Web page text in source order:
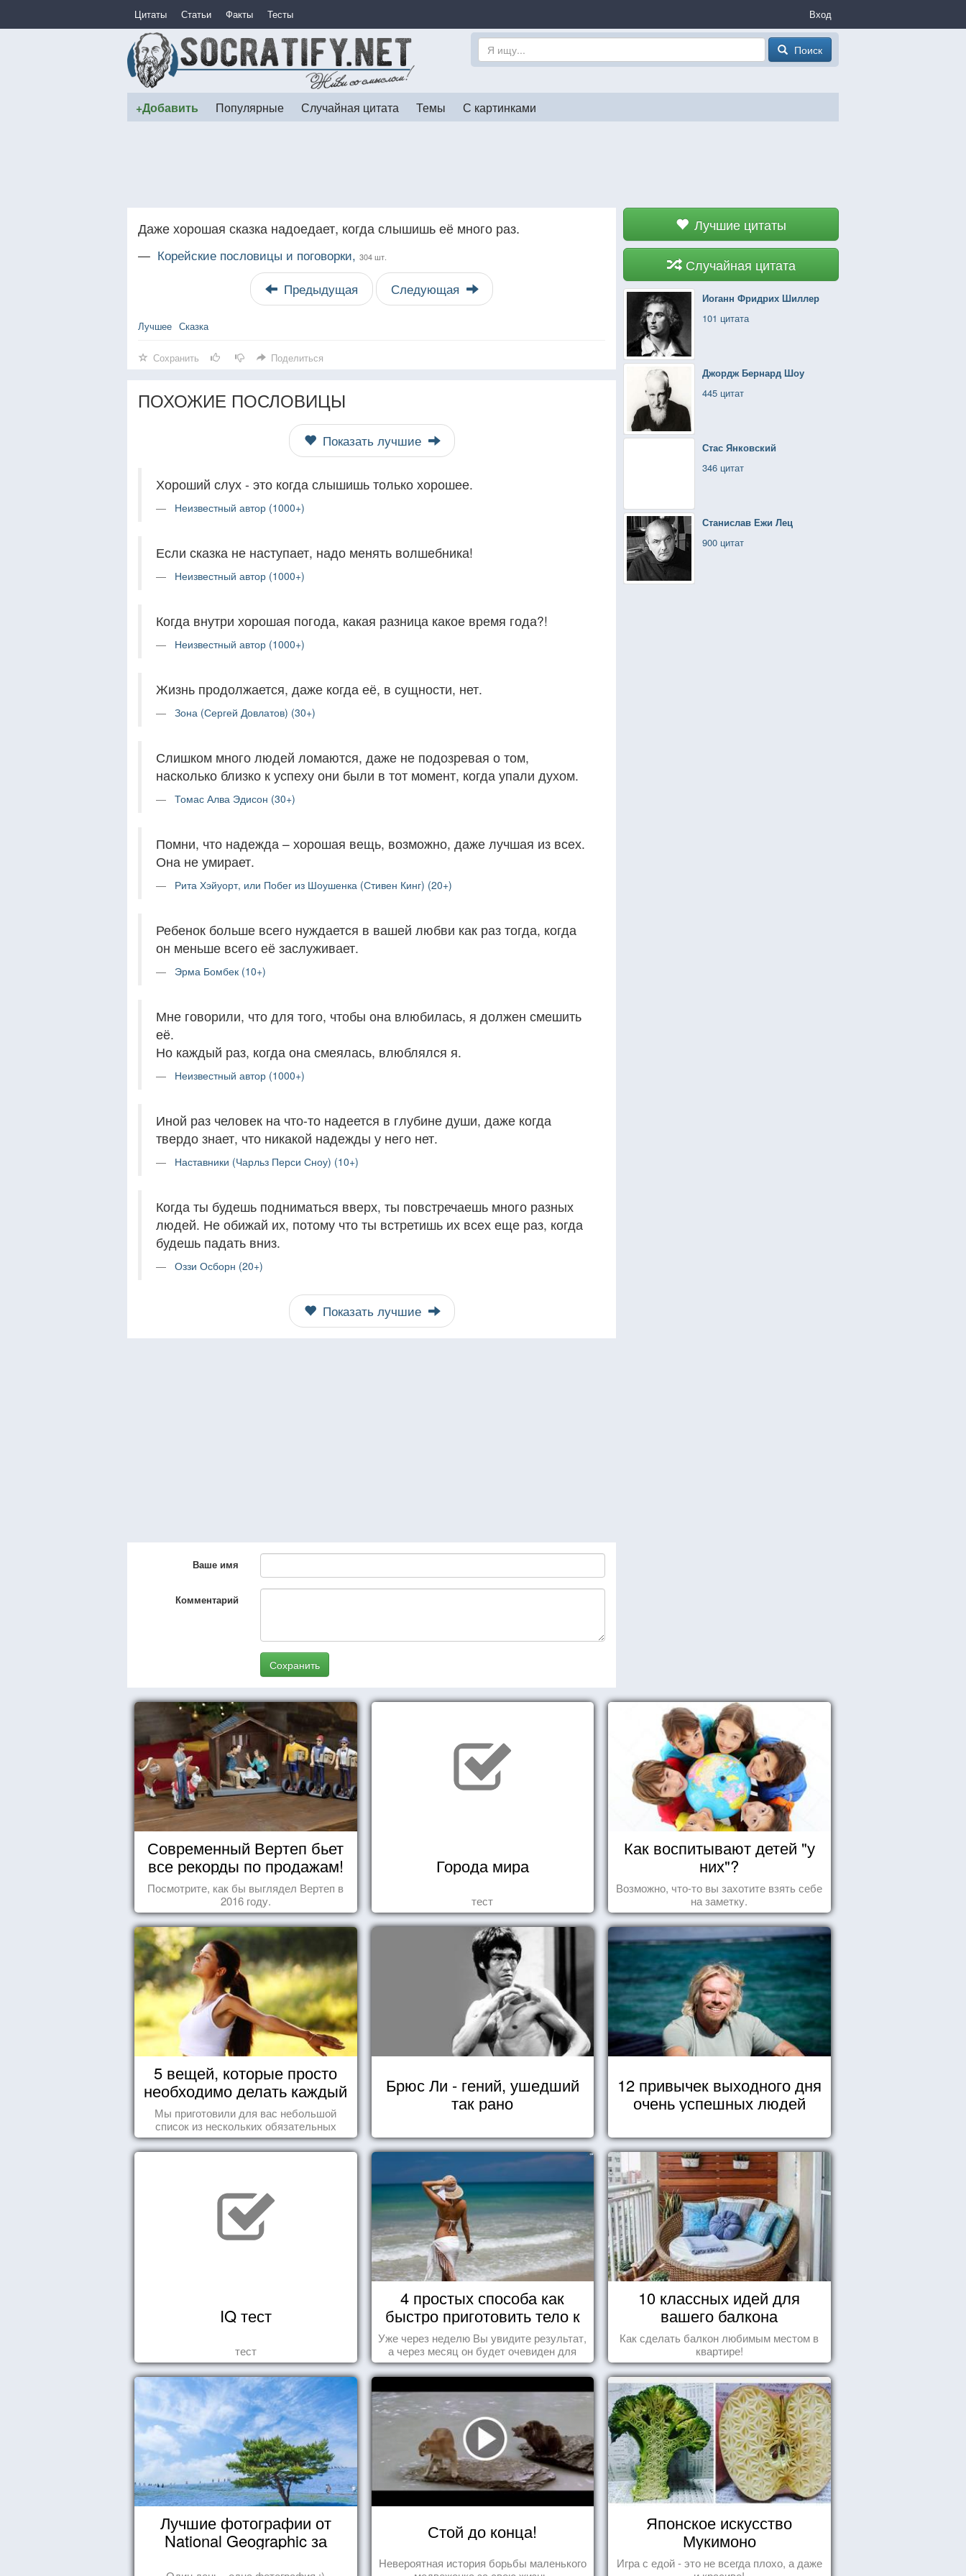
Цитаты Статьи Факты Тесты Вход
Поиск
+Добавить Популярные Случайная цитата Темы С картинками
Лучшие цитаты
Случайная цитата
Иоганн Фридрих Шиллер
101 цитата
Джордж Бернард Шоу
445 цитат
Стас Янковский
346 цитат
Станислав Ежи Лец
900 цитат
Даже хорошая сказка надоедает, когда слышишь её много раз.
— Корейские пословицы и поговорки, 304 шт.
Предыдущая Следующая
Лучшее Сказка
Сохранить Поделиться
ПОХОЖИЕ ПОСЛОВИЦЫ
Показать лучшие
Хороший слух - это когда слышишь только хорошее.
Неизвестный автор (1000+)
Если сказка не наступает, надо менять волшебника!
Неизвестный автор (1000+)
Когда внутри хорошая погода, какая разница какое время года?!
Неизвестный автор (1000+)
Жизнь продолжается, даже когда её, в сущности, нет.
Зона (Сергей Довлатов) (30+)
Слишком много людей ломаются, даже не подозревая о том,
насколько близко к успеху они были в тот момент, когда упали духом.
Томас Алва Эдисон (30+)
Помни, что надежда – хорошая вещь, возможно, даже лучшая из всех.
Она не умирает.
Рита Хэйуорт, или Побег из Шоушенка (Стивен Кинг) (20+)
Ребенок больше всего нуждается в вашей любви как раз тогда, когда
он меньше всего её заслуживает.
Эрма Бомбек (10+)
Мне говорили, что для того, чтобы она влюбилась, я должен смешить
её.
Но каждый раз, когда она смеялась, влюблялся я.
Неизвестный автор (1000+)
Иной раз человек на что-то надеется в глубине души, даже когда
твердо знает, что никакой надежды у него нет.
Наставники (Чарльз Перси Сноу) (10+)
Когда ты будешь подниматься вверх, ты повстречаешь много разных
людей. Не обижай их, потому что ты встретишь их всех еще раз, когда
будешь падать вниз.
Оззи Осборн (20+)
Показать лучшие
Ваше имя
Комментарий
Сохранить
Современный Вертеп бьет
все рекорды по продажам!
Посмотрите, как бы выглядел Вертеп в
2016 году.
Города мира
тест
Как воспитывают детей "у
них"?
Возможно, что-то вы захотите взять себе
на заметку.
5 вещей, которые просто
необходимо делать каждый
день
Мы приготовили для вас небольшой
список из нескольких обязательных
вещей, которые должны стать частью
вашего дня.
Брюс Ли - гений, ушедший
так рано
12 привычек выходного дня
очень успешных людей
IQ тест
тест
4 простых способа как
быстро приготовить тело к
морю
Уже через неделю Вы увидите результат,
а через месяц он будет очевиден для
всех!
10 классных идей для
вашего балкона
Как сделать балкон любимым местом в
квартире!
Лучшие фотографии от
National Geographic за
Стой до конца!
Невероятная история борьбы маленького
Японское искусство
Мукимоно
Игра с едой - это не всегда плохо, а даже